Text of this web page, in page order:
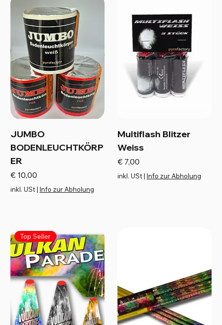
JUMBO
BODENLEUCHTKÖRP
ER
Preis
€ 10,00
inkl. USt| Info zur Abholung
Multiflash Blitzer
Weiss
Preis
€ 7,00
inkl. USt| Info zur Abholung
Top Seller